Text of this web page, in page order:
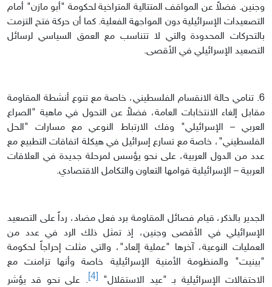
وجنين. فضلاً عن المواقف المتتالية المتراخية لحكومة "أبو مازن" أمام
التصعيدات الإسرائيلية دون المواجهة الفعلية. كما أن حركة فتح التزمت
بالتحركات المحدودة والتي لا تتناسب مع العمق السياسي لرسائل
التصعيد الإسرائيلي في الأقصى.
6. تنامي حالة الانقسام الفلسطيني، خاصة مع تنوع أنشطة المقاومة
مقابل إلغاء الانتخابات العامة، فضلاً عن التحول في ماهية "الصراع
العربي – الإسرائيلي" وفك الارتباط النوعي مع مسارات "الحل
الفلسطيني"، خاصة مع تسارع إسرائيل في هيكلة اتفاقات التطبيع مع
عدد من الدول العربية، على نحو يؤسس لمرحلة جديدة في العلاقات
العربية – الإسرائيلية قوامها التعاون والتكامل الاقتصادي.
الجدير بالذكر، قيام فصائل المقاومة برد فعل مضاد، رداً على التصعيد
الإسرائيلي في الأقصى وجنين، إذ تمثل ذلك الرد في عدد من
العمليات النوعية، آخرها "عملية إلعاد"، والتي مثلت إحراجاً لحكومة
"بينيت" والمنظومة الأمنية الإسرائيلية خاصة وأنها تزامنت مع
الاحتفالات الإسرائيلية بـ "عيد الاستقلال"
[4]
. على نحو قد يؤشر